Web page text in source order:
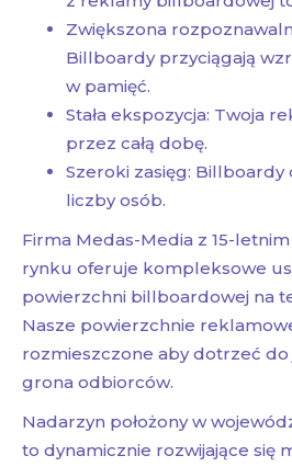
Zwiększona
Billboardy przyciągają
w pamięć.
Stała ekspozycja: Twoja
przez całą dobę.
Szeroki zasięg: Billboardy
liczby osób.
Firma Medas-Media z 15-
rynku oferuje kompleksowe
powierzchni billboardowej na
Nasze powierzchnie
rozmieszczone aby dotrzeć do
grona odbiorców.
Nadarzyn położony w
to dynamicznie rozwijające się